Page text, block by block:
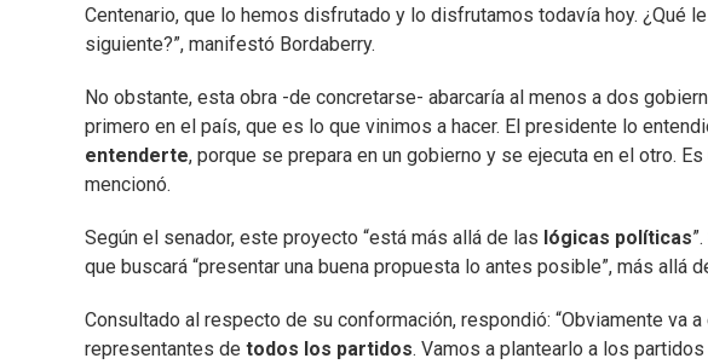
Centenario, que lo hemos disfrutado y lo disfrutamos todavía hoy. ¿Qué
siguiente?”, manifestó Bordaberry.
No obstante, esta obra -de concretarse- abarcaría al menos a dos
primero en el país, que es lo que vinimos a hacer. El presidente lo
entenderte, porque se prepara en un gobierno y se ejecuta en el otro.
mencionó.
Según el senador, este proyecto “está más allá de las lógicas políticas
que buscará “presentar una buena propuesta lo antes posible”, más allá
Consultado al respecto de su conformación, respondió: “Obviamente va
representantes de todos los partidos. Vamos a plantearlo a los